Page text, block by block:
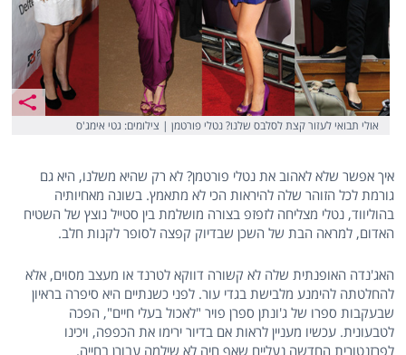
אולי תבואי לעזור קצת לסלבס שלנו? נטלי פורטמן | צילומים: גטי אימג'ס
איך אפשר שלא לאהוב את נטלי פורטמן? לא רק שהיא משלנו, היא גם
גורמת לכל הזוהר שלה להיראות הכי לא מתאמץ. בשונה מאחיותיה
בהוליווד, נטלי מצליחה לזפזפ בצורה מושלמת בין סטייל נוצץ של השטיח
האדום, למראה הבת של השכן שבדיוק קפצה לסופר לקנות חלב.
האג'נדה האופנתית שלה לא קשורה דווקא לטרנד או מעצב מסוים, אלא
להחלטתה להימנע מלבישת בגדי עור. לפני כשנתיים היא סיפרה בראיון
שבעקבות ספרו של ג'ונתן ספרן פויר "לאכול בעלי חיים", הפכה
לטבעונית. עכשיו מעניין לראות אם בדיור ירימו את הכפפה, ויכינו
לפרזנטורית החדשה נעליים שאף חיה לא שילמה עבורן בחייה.